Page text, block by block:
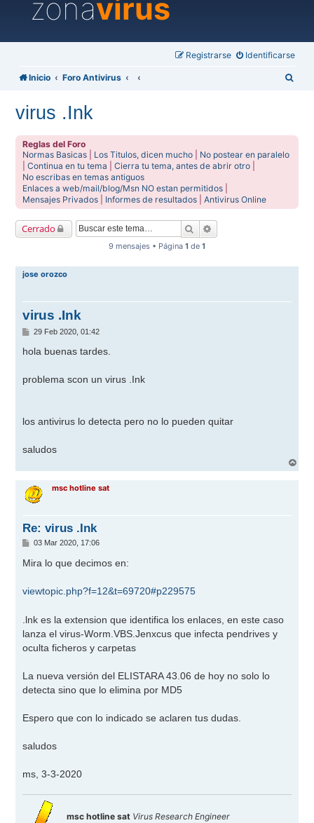
zonavirus
Identificarse
Registrarse
Inicio Foro Antivirus
virus .Ink
Reglas del Foro
Normas Basicas
Los Titulos, dicen mucho
No postear en paralelo
|Continua en tu tema |Cierra tu tema, antes de abrir otro
No escribas en temas antiguos
Enlaces a web/mail/blog/Msn NO estan permitidos
Mensajes Privados
Informes de resultados |Antivirus Online
Cerrado Buscar
9 mensajes • Página 1 de 1
jose orozco
virus .Ink
M
n
j
e
29 Feb 2020, 01:42
hola buenas tardes.
problema scon un virus .Ink
los antivirus lo detecta pero no lo pueden quitar
saludos
r
msc hotline sat
Re: virus .Ink
M
n
s
e
03 Mar 2020, 17:06
Mira lo que decimos en:
viewtopic.php?f=12&t=69720#p229575
.lnk es la extension que identifica los enlaces, en este caso
lanza el virus-Worm.VBS.Jenxcus que infecta pendrives y
oculta ficheros y carpetas
La nueva versión del ELISTARA 43.06 de hoy no solo lo
detecta sino que lo elimina por MD5
Espero que con lo indicado se aclaren tus dudas.
saludos
ms, 3-3-2020
msc hotline sat Virus Research Engineer